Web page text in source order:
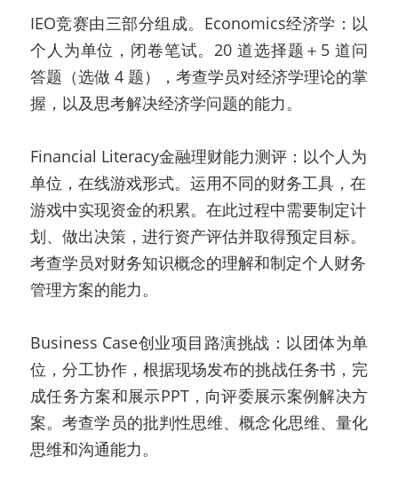
IEO竞赛由三部分组成。Economics经济学：以
个人为单位，闭卷笔试。20 道选择题＋5 道问
答题（选做 4 题），考查学员对经济学理论的掌
握，以及思考解决经济学问题的能力。
Financial Literacy金融理财能力测评：以个人为
单位，在线游戏形式。运用不同的财务工具，在
游戏中实现资金的积累。在此过程中需要制定计
划、做出决策，进行资产评估并取得预定目标。
考查学员对财务知识概念的理解和制定个人财务
管理方案的能力。
Business Case创业项目路演挑战：以团体为单
位，分工协作，根据现场发布的挑战任务书，完
成任务方案和展示PPT，向评委展示案例解决方
案。考查学员的批判性思维、概念化思维、量化
思维和沟通能力。